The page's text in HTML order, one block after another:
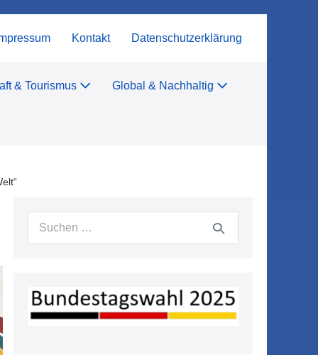
Kontakt Datenschutzerklärung
& Tourismus Global & Nachhaltig
Suchen